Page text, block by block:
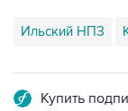
Ильский НПЗ
Купить